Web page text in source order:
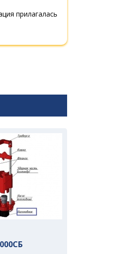
прилагалась